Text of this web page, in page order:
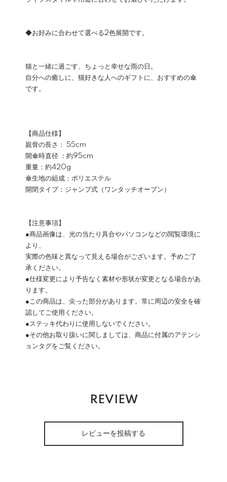
◆お好みに合わせて選べる2色展開です。
猫と一緒に過ごす、ちょっと幸せな雨の日。
自分への癒しに、猫好きな人へのギフトに、おすすめの傘
です。
【商品仕様】
親骨の長さ： 55cm
開傘時直径 ：約95cm
重量：約420g
傘生地の組成：ポリエステル
開閉タイプ：ジャンプ式（ワンタッチオープン）
【注意事項】
●商品画像は、光の当たり具合やパソコンなどの閲覧環境に
より、
実際の色味と異なって見える場合がございます。予めご了
承ください。
●仕様変更により予告なく素材や形状が変更となる場合があ
ります。
●この商品は、尖った部分があります。常に周辺の安全を確
認してご使用ください。
●ステッキ代わりに使用しないでください。
●その他お取り扱いに関しましては、商品に付属のアテンシ
ョンタグをご覧ください。
REVIEW
レビューを投稿する